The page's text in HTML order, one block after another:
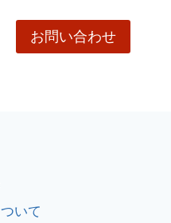
お問い合わせ
いて